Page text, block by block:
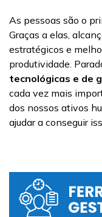
As pessoas são o
Graças a elas,
estratégicos e
produtividade.
tecnológicas e de
cada vez mais
dos nossos ativos
ajudar a conseguir